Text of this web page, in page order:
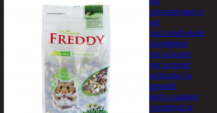
Koriste-esineet ja
kasvit
Taulut ja kehykset
Toimistotarvikkeet
Kynät ja kumit
Liimat ja teipit
Muistitaulut ja
magneetit
Vihkot ja paperit
Turvajärjestelmät ja